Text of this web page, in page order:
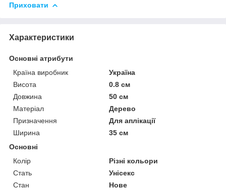
Приховати
Характеристики
Основні атрибути
Країна виробник
Україна
Висота
0.8 см
Довжина
50 см
Матеріал
Дерево
Призначення
Для аплікації
Ширина
35 см
Основні
Колір
Різні кольори
Стать
Унісекс
Стан
Нове